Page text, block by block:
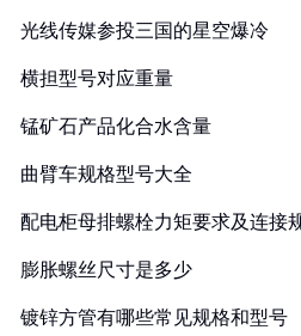
光线传媒参投三国的星空爆冷
横担型号对应重量
锰矿石产品化合水含量
曲臂车规格型号大全
配电柜母排螺栓力矩要求及连接
膨胀螺丝尺寸是多少
镀锌方管有哪些常见规格和型号